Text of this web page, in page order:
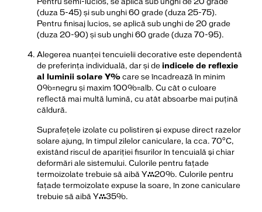
Pentru semi-lucios, se aplică sub unghi de 20 grade
(duza 5-45) și sub unghi 60 grade (duza 25-75).
Pentru finisaj lucios, se aplică sub unghi de 20 grade
(duza 20-90) și sub unghi 60 grade (duza 70-95).
Alegerea nuanței tencuielii decorative este dependentă
de preferința individuală, dar și de indicele de reflexie
al luminii solare Y% care se încadrează în minim
0%=negru și maxim 100%=alb. Cu cât o culoare
reflectă mai multă lumină, cu atât absoarbe mai puţină
căldură.
Suprafeţele izolate cu polistiren şi expuse direct razelor
solare ajung, în timpul zilelor caniculare, la cca. 70°C,
existând riscul de apariţiei fisurilor în tencuială şi chiar
deformări ale sistemului. Culorile pentru fațade
termoizolate trebuie să aibă Y≥20%. Culorile pentru
fațade termoizolate expuse la soare, în zone caniculare
trebuie să aibă Y≥35%.